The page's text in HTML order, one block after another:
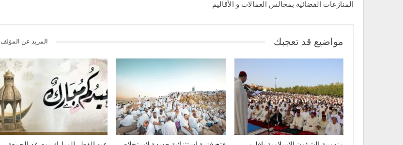
المنازعات القضائية بمجالس العمالات و الأقاليم
مواضيع قد تعجبك المزيد عن المؤلف